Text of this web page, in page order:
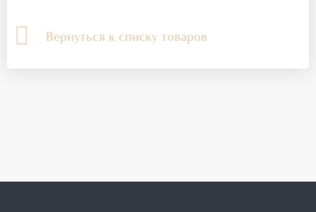
Вернуться к списку товаров